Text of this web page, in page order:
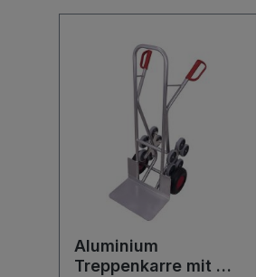
Aluminium
Treppenkarre mit 2